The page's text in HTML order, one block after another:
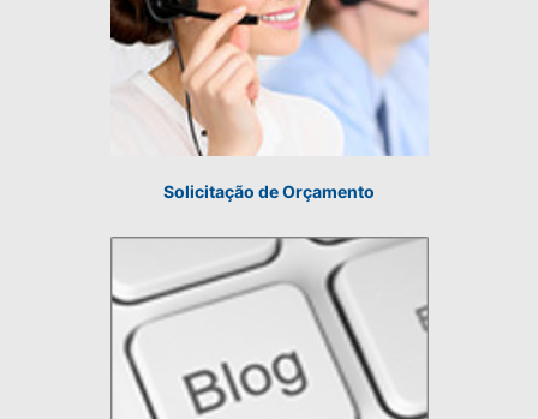
Solicitação de Orçamento